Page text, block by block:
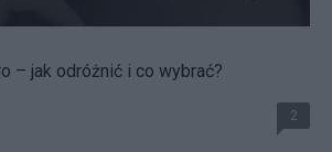
– jak odróżnić i co wybrać?
2